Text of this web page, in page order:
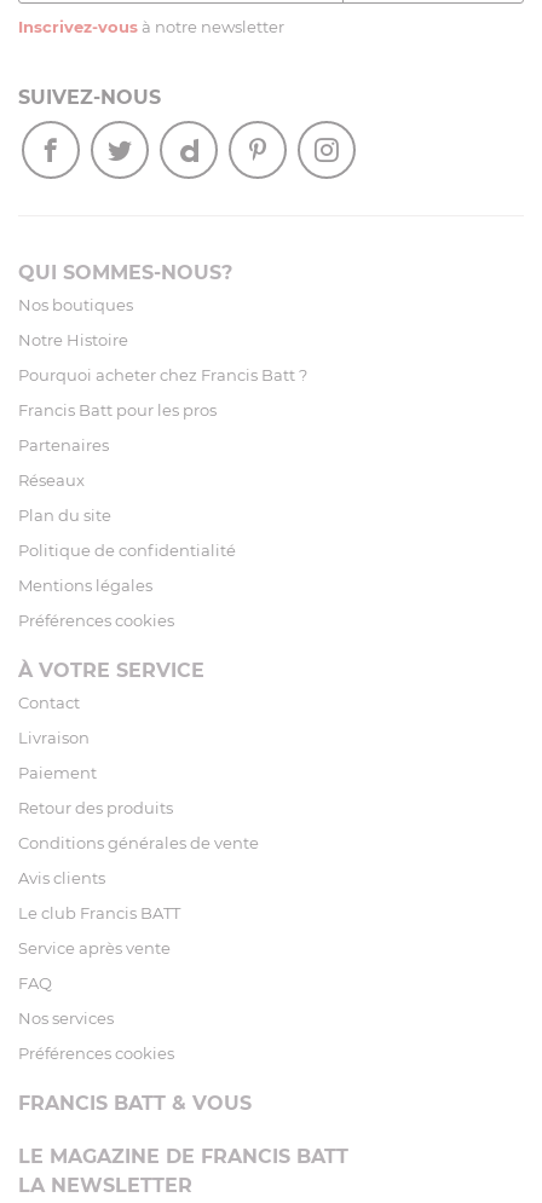
Inscrivez-vous à notre newsletter
SUIVEZ-NOUS
QUI SOMMES-NOUS?
Nos boutiques
Notre Histoire
Pourquoi acheter chez Francis Batt ?
Francis Batt pour les pros
Partenaires
Réseaux
Plan du site
Politique de confidentialité
Mentions légales
Préférences cookies
À VOTRE SERVICE
Contact
Livraison
Paiement
Retour des produits
Conditions générales de vente
Avis clients
Le club Francis BATT
Service après vente
FAQ
Nos services
Préférences cookies
FRANCIS BATT & VOUS
LE MAGAZINE DE FRANCIS BATT
LA NEWSLETTER